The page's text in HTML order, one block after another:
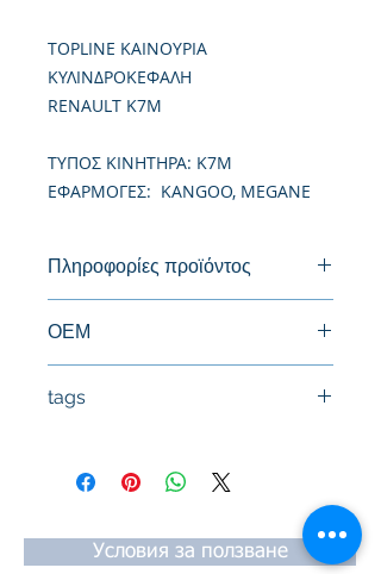
TOPLINE ΚΑΙΝΟΥΡΙΑ
ΚΥΛΙΝΔΡΟΚΕΦΑΛΗ
RENAULT K7M
TΥΠΟΣ ΚΙΝΗΤΗΡΑ: K7M
ΕΦΑΡΜΟΓΕΣ: KANGOO, MEGANE
Πληροφορίες προϊόντος
ΟΕΜ
7701468858
tags
#Κυλινδροκεφαλή #Κεφαλάρι
#TPTOPLINE
Условия за ползване